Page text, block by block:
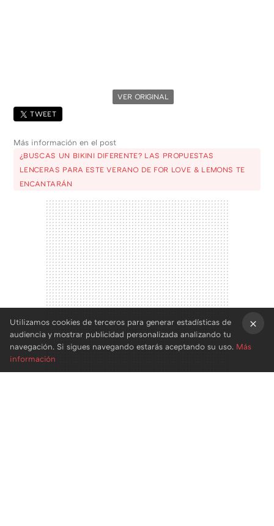
VER ORIGINAL
TWEET
Más información en el post
¿BUSCAS UN BIKINI DIFERENTE? LAS PROPUESTAS
LENCERAS PARA ESTE VERANO DE FOR LOVE & LEMONS TE
ENCANTARÁN
Utilizamos cookies de terceros para generar estadísticas de
audiencia y mostrar publicidad personalizada analizando tu
navegación. Si sigues navegando estarás aceptando su uso. Más
información